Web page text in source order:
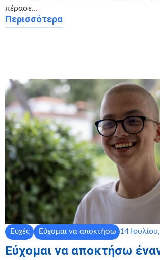
πέρασε…
Περισσότερα
Ευχές Εύχομαι να αποκτήσω 14
Εύχομαι να αποκτήσω